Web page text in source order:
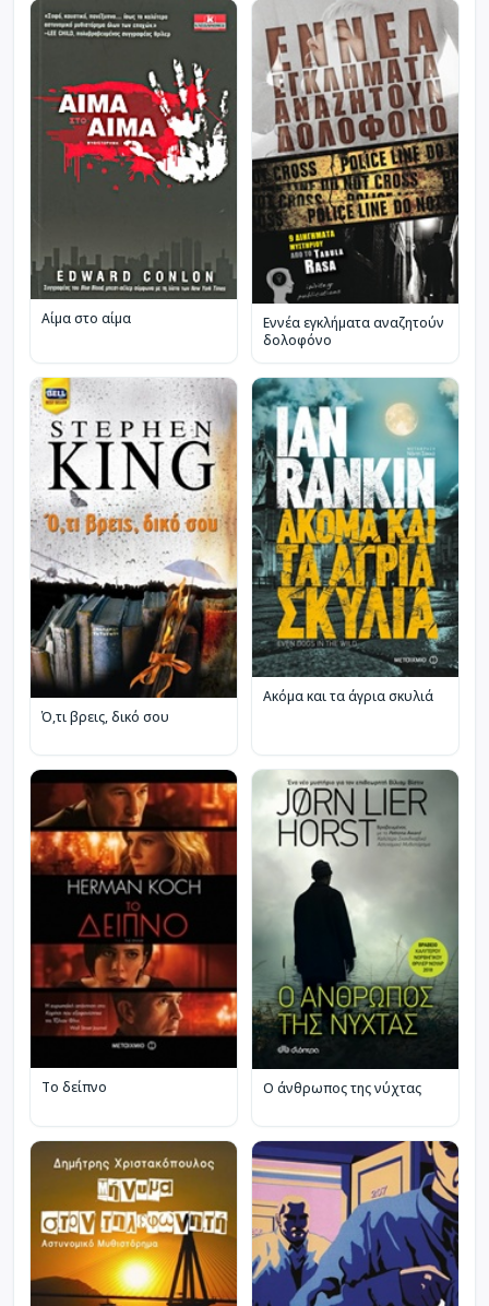
Αίμα στο αίμα
Εννέα εγκλήματα αναζητούν
δολοφόνο
Ό,τι βρεις, δικό σου
Ακόμα και τα άγρια σκυλιά
Το δείπνο Ο άνθρωπος της νύχτας